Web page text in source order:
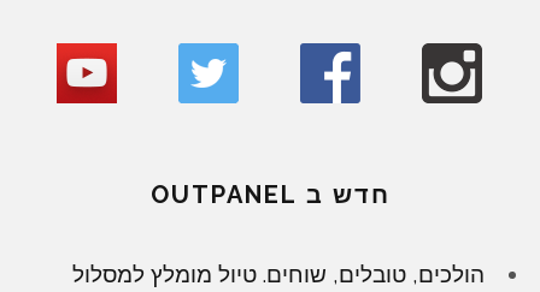
חדש ב OUTPANEL
הולכים, טובלים, שוחים. טיול מומלץ למסלול